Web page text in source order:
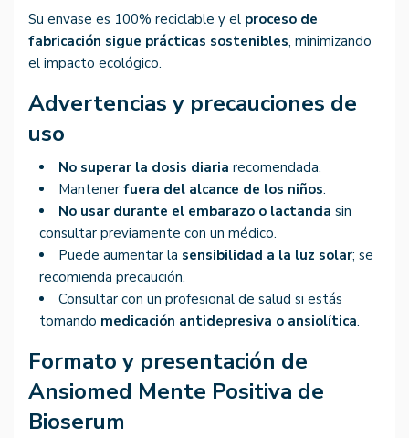
Su envase es 100% reciclable y el proceso de
fabricación sigue prácticas sostenibles, minimizando
el impacto ecológico.
Advertencias y precauciones de
uso
No superar la dosis diaria recomendada.
Mantener fuera del alcance de los niños.
No usar durante el embarazo o lactancia sin
consultar previamente con un médico.
Puede aumentar la sensibilidad a la luz solar; se
recomienda precaución.
Consultar con un profesional de salud si estás
tomando medicación antidepresiva o ansiolítica.
Formato y presentación de
Ansiomed Mente Positiva de
Bioserum